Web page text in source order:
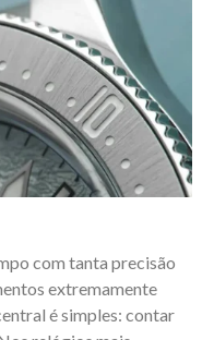
com tanta precisão
extremamente
é simples: contar